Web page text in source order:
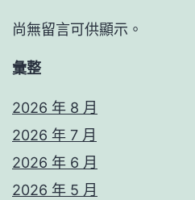
尚無留言可供顯示。
彙整
2026 年 8 月
2026 年 7 月
2026 年 6 月
2026 年 5 月